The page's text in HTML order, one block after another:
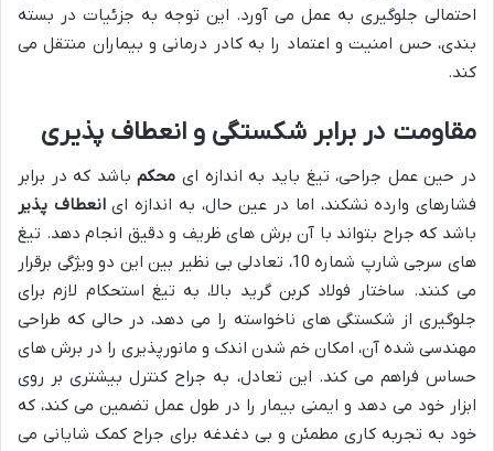
احتمالی جلوگیری به عمل می آورد. این توجه به جزئیات در بسته
بندی، حس امنیت و اعتماد را به کادر درمانی و بیماران منتقل می
کند.
مقاومت در برابر شکستگی و انعطاف پذیری
در حین عمل جراحی، تیغ باید به اندازه ای محکمباشد که در برابر
فشارهای وارده نشکند، اما در عین حال، به اندازه ایانعطاف پذیر
باشد که جراح بتواند با آن برش های ظریف و دقیق انجام دهد. تیغ
های سرجی شارپ شماره 10، تعادلی بی نظیر بین این دو ویژگی برقرار
می کنند. ساختار فولاد کربن گرید بالا، به تیغ استحکام لازم برای
جلوگیری از شکستگی های ناخواسته را می دهد، در حالی که طراحی
مهندسی شده آن، امکان خم شدن اندک و مانورپذیری را در برش های
حساس فراهم می کند. این تعادل، به جراح کنترل بیشتری بر روی
ابزار خود می دهد و ایمنی بیمار را در طول عمل تضمین می کند، که
خود به تجربه کاری مطمئن و بی دغدغه برای جراح کمک شایانی می